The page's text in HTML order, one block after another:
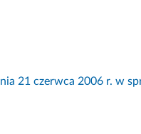
21 czerwca 2006 r. w